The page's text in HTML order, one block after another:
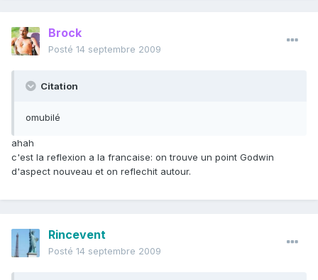
Brock
Posté 14 septembre 2009
Citation
omubilé
ahah
c'est la reflexion a la francaise: on trouve un point Godwin
d'aspect nouveau et on reflechit autour.
Rincevent
Posté 14 septembre 2009